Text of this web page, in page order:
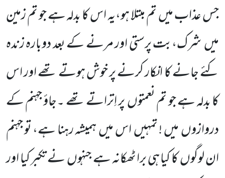
جس عذابمیںتم مبتلا ہو،یہ اس کا بدلہ ہے جو تم زمین
میںشرک،بت پرستی اور مرنے کے بعد دوبارہ زندہ
کئے جانے کا انکار کرنے پر خوش ہوتے تھے اور اس
کا بدلہ ہے جو تم نعمتوںپر اِتراتے تھے ۔جاؤ جہنم کے
دروازوںمیں ! تمہیںاس میںہمیشہ رہنا ہے، تو جہنم
ان لوگوںکا کیا ہی برا ٹھکانہ ہے جنہوںنے تکبر کیا اور